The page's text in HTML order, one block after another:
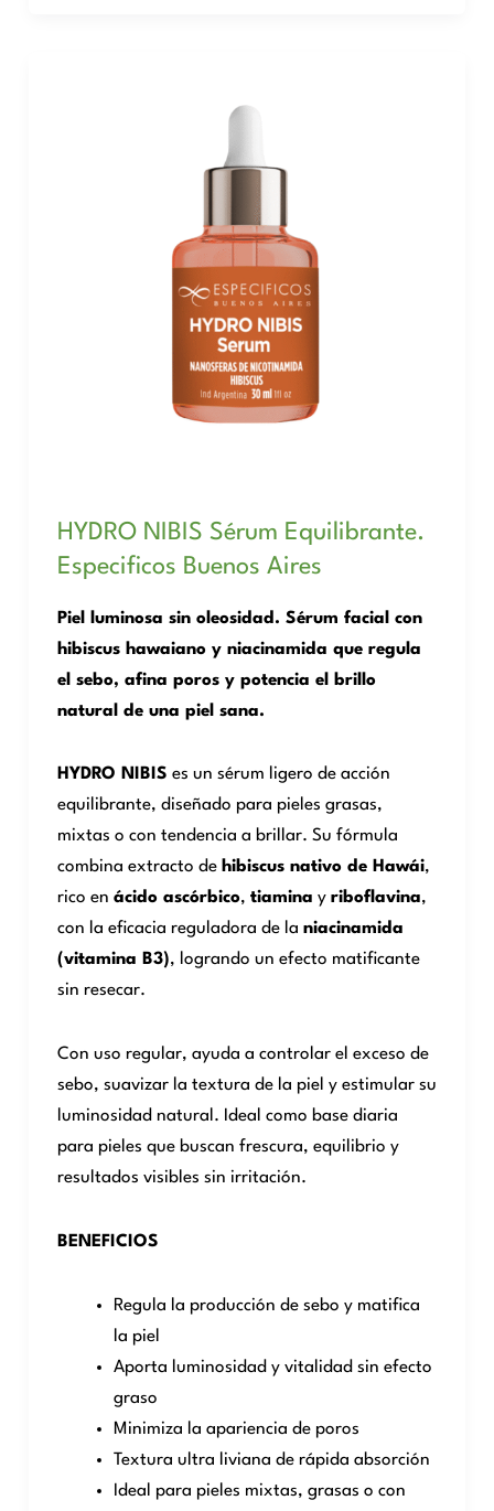
HYDRO NIBIS Sérum Equilibrante.
Especificos Buenos Aires
Piel luminosa sin oleosidad. Sérum facial con
hibiscus hawaiano y niacinamida que regula
el sebo, afina poros y potencia el brillo
natural de una piel sana.
HYDRO NIBIS es un sérum ligero de acción
equilibrante, diseñado para pieles grasas,
mixtas o con tendencia a brillar. Su fórmula
combina extracto de hibiscus nativo de Hawái,
rico en ácido ascórbico, tiamina y riboflavina,
con la eficacia reguladora de la niacinamida
(vitamina B3), logrando un efecto matificante
sin resecar.
Con uso regular, ayuda a controlar el exceso de
sebo, suavizar la textura de la piel y estimular su
luminosidad natural. Ideal como base diaria
para pieles que buscan frescura, equilibrio y
resultados visibles sin irritación.
BENEFICIOS
Regula la producción de sebo y matifica
la piel
Aporta luminosidad y vitalidad sin efecto
graso
Minimiza la apariencia de poros
Textura ultra liviana de rápida absorción
Ideal para pieles mixtas, grasas o con